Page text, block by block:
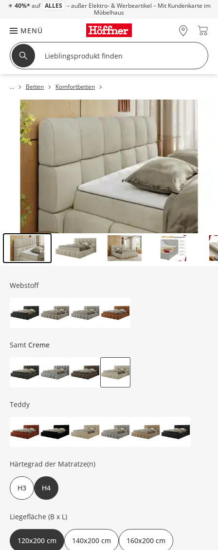
☀ 40%* auf ALLES – außer Elektro- & Werbeartikel – Mit Kundenkarte im
Möbelhaus
MENÜ
Betten Komfortbetten
Webstoff
Samt Creme
Teddy
Härtegrad der Matratze(n)
H3 H4
Liegefläche (B x L)
120x200 cm 140x200 cm 160x200 cm